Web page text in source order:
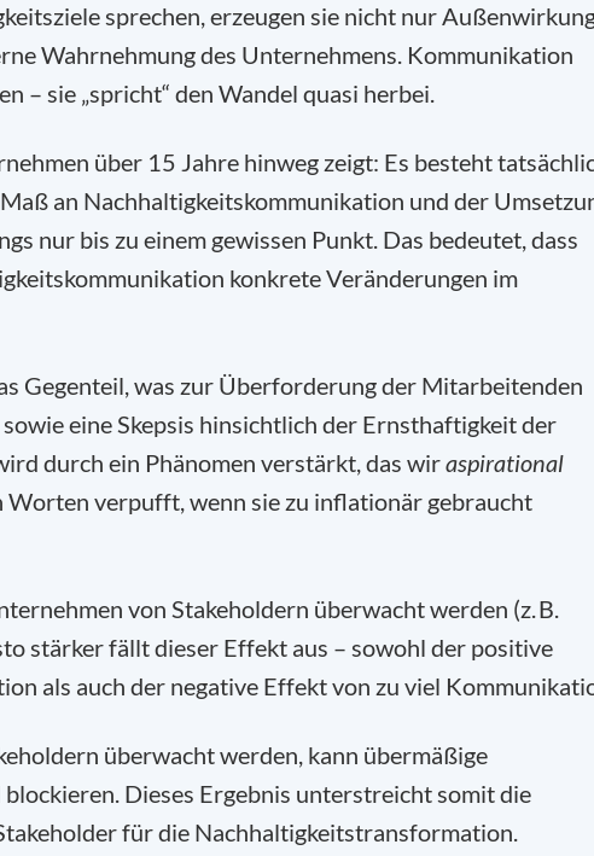
sprechen, erzeugen sie nicht nur
Wahrnehmung des Unternehmens. Kommunikation
– sie „spricht“ den Wandel quasi herbei.
über 15 Jahre hinweg zeigt: Es besteht
an Nachhaltigkeitskommunikation und der
nur bis zu einem gewissen Punkt. Das bedeutet, dass
konkrete Veränderungen im
Gegenteil, was zur Überforderung der Mitarbeitenden
eine Skepsis hinsichtlich der Ernsthaftigkeit der
durch ein Phänomen verstärkt, das wiraspirational
Worten verpufft, wenn sie zu inflationär gebraucht
von Stakeholdern überwacht werden (z. B.
stärker fällt dieser Effekt aus – sowohl der positive
als auch der negative Effekt von zu viel
überwacht werden, kann übermäßige
Dieses Ergebnis unterstreicht somit die
für die Nachhaltigkeitstransformation.